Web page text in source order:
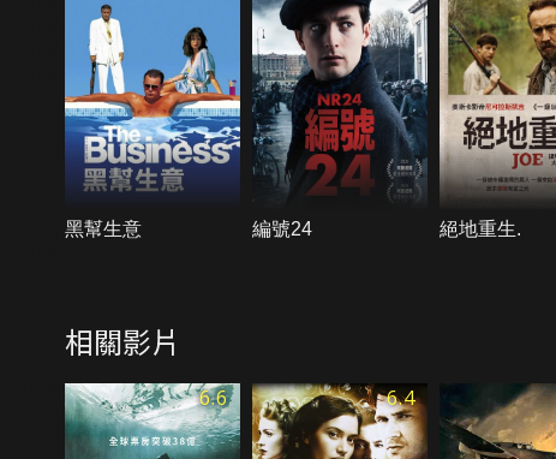
黑幫生意 編號24 絕地重生.
相關影片
6.6 6.4